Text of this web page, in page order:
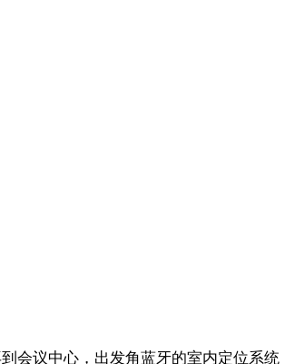
会议中心，出发角蓝牙的室内定位系统